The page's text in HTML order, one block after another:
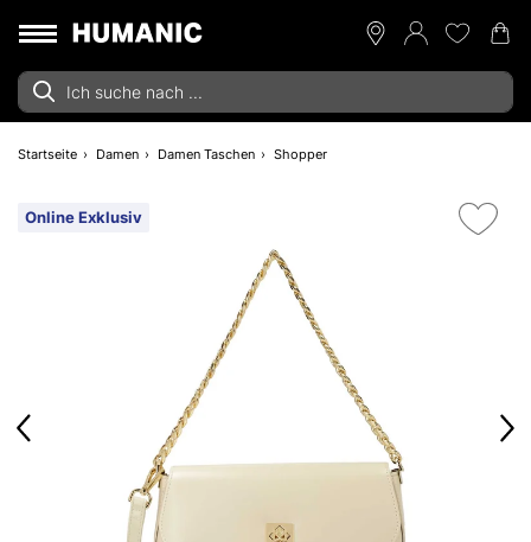
Startseite Damen Damen Taschen Shopper
Online Exklusiv